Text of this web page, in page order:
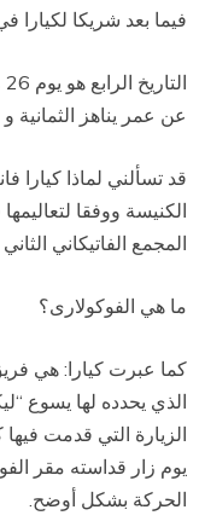
فيما بعد شريكا لكيارا
عن عمر يناهز الثمانية و
قد تسألني لماذا كيارا
الكنيسة ووفقا
المجمع الفاتيكاني الثاني .
ما هي الفوكولارى؟
كما عبرت كيارا: هي
الذي يحدده لها يسوع
الزيارة التي قدمت فيها
يوم زار قداسته مقر
الحركة بشكل أوضح.